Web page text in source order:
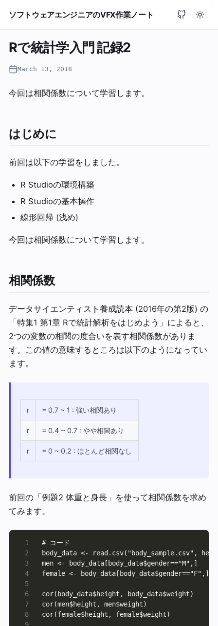
ソフトウェアエンジニアのVFX作業ノート
Rで統計学入門 記録2
March 13, 2018
今回は相関係数について学習します。
はじめに
前回は以下の学習をしました。
R Studioの環境構築
R Studioの基本操作
線形回帰 (浅め)
今回は相関係数について学習します。
相関係数
データサイエンティスト養成読本 (2016年の第2版) の
「特集1 第1章 Rで統計解析をはじめよう」によると、
2つの変数の相関の度合いを表す相関係数がありま
す。この値の意味するところは以下のようになってい
ます。
r = 0.7 ~ 1 : 強い相関あり
r = 0.4 ~ 0.7 : やや相関あり
r = 0 ~ 0.2 : ほとんど相関なし
前回の「例題2 体重と身長」を使って相関係数を求め
てみます。
1
3
4
5
6
7
8